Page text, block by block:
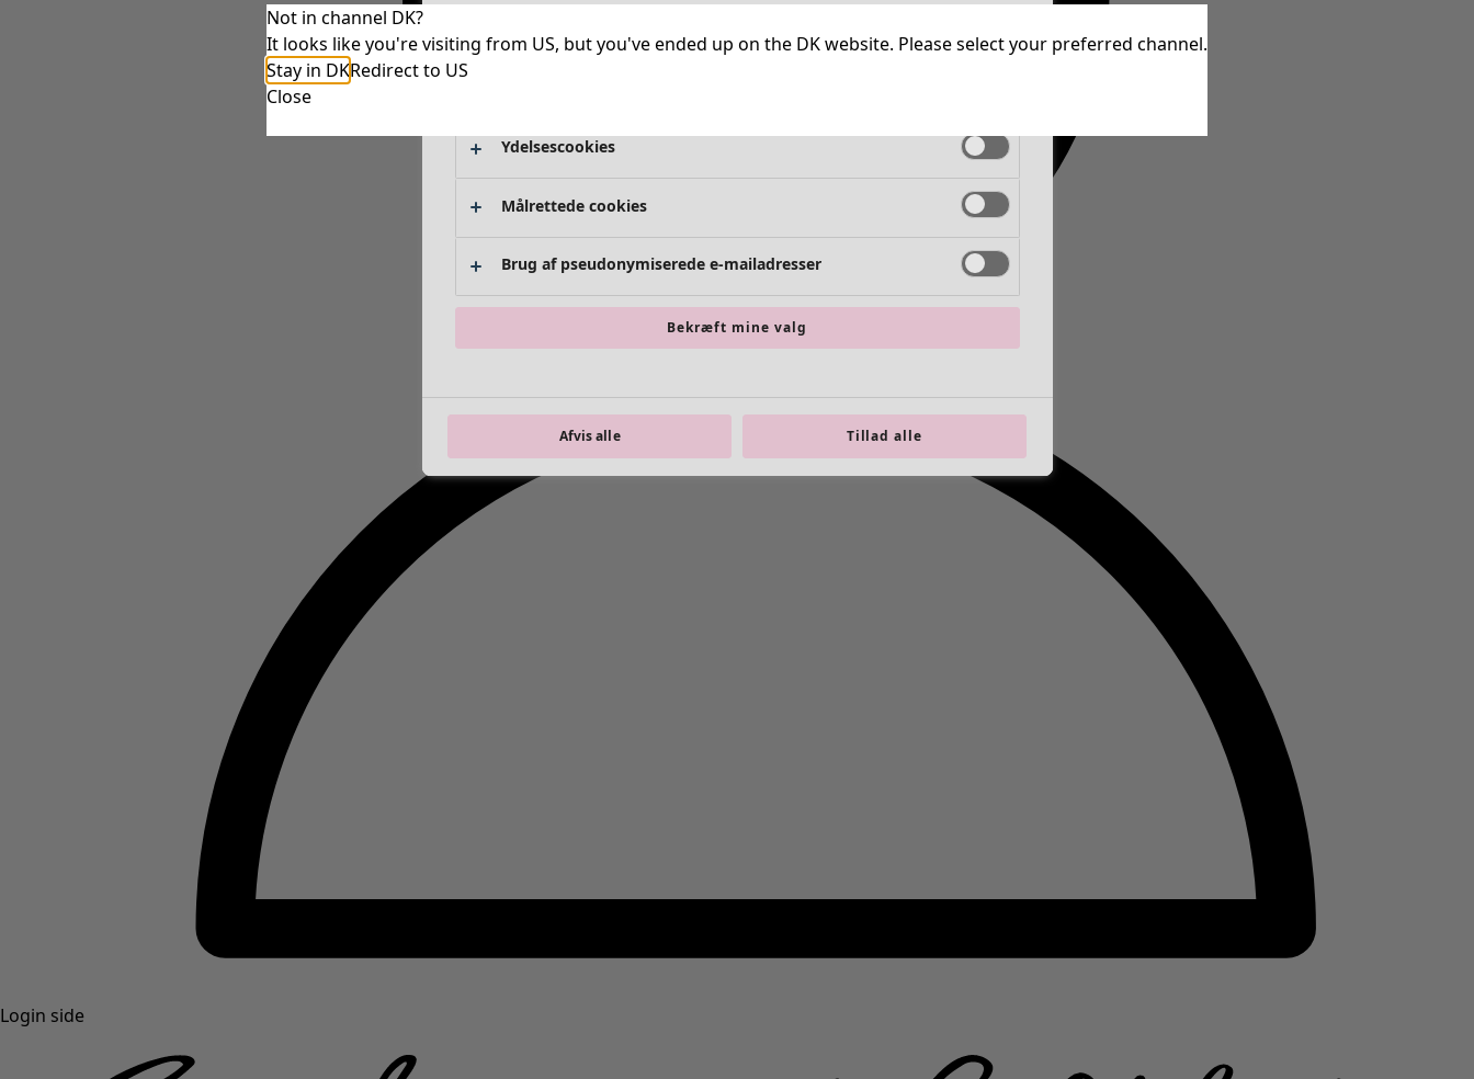
Login side
Not in channel DK?
It looks like you're visiting from US, but you've ended up on the DK website. Please select your preferred channel.
Stay in DKRedirect to US
Close
Meget nødvendige cookies Altid aktive
Ydelsescookies
Målrettede cookies
Brug af pseudonymiserede e-mailadresser
Bekræft mine valg
Afvis alle Tillad alle